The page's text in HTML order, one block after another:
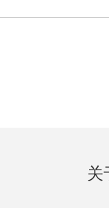
关